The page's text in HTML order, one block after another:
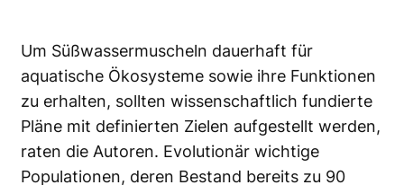
Um Süßwassermuscheln dauerhaft für
aquatische Ökosysteme sowie ihre Funktionen
zu erhalten, sollten wissenschaftlich fundierte
Pläne mit definierten Zielen aufgestellt werden,
raten die Autoren. Evolutionär wichtige
Populationen, deren Bestand bereits zu 90